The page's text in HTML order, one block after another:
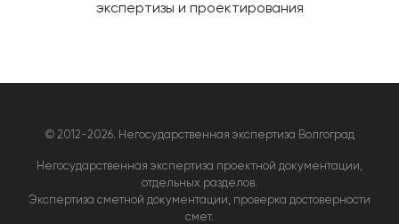
экспертизы и проектирования
© 2012-2026. Негосударственная экспертиза Волгоград
Негосударственная экспертиза проектной документации,
отдельных разделов.
Экспертиза сметной документации, проверка достоверности
смет.